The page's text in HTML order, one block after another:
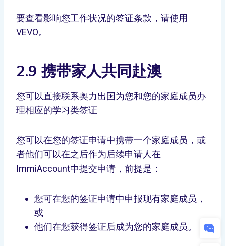
要查看影响您工作状况的签证条款，请使用
VEVO。
2.9 携带家人共同赴澳
您可以直接联系奥力出国为您和您的家庭成员办
理相应的学习类签证
您可以在您的签证申请中携带一个家庭成员，或
者他们可以在之后作为后续申请人在
ImmiAccount中提交申请，前提是：
您可在您的签证申请中申报现有家庭成员，
或
他们在您获得签证后成为您的家庭成员。